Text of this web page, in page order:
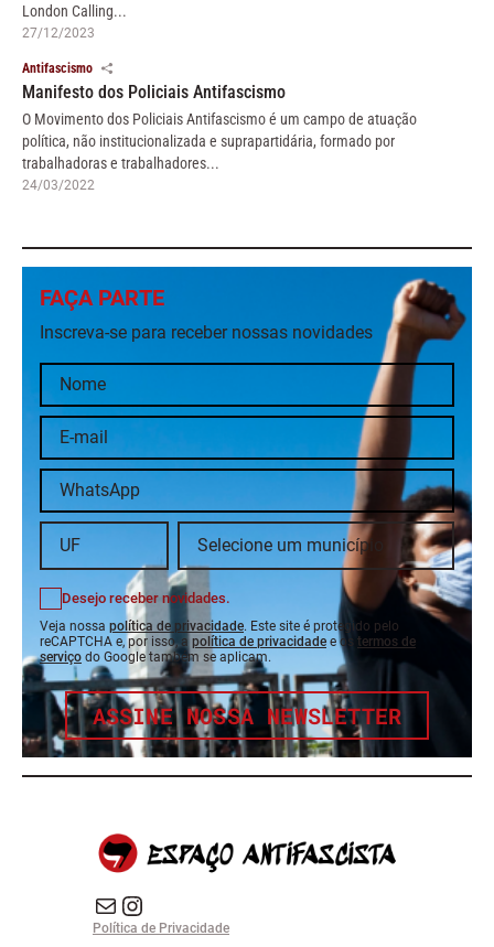
London Calling...
27/12/2023
Antifascismo
Manifesto dos Policiais Antifascismo
O Movimento dos Policiais Antifascismo é um campo de atuação
política, não institucionalizada e suprapartidária, formado por
trabalhadoras e trabalhadores...
24/03/2022
FAÇA PARTE
Inscreva-se para receber nossas novidades
Desejo receber novidades.
Veja nossa política de privacidade. Este site é protegido pelo
reCAPTCHA e, por isso, a política de privacidade e os termos de
serviço do Google também se aplicam.
ASSINE NOSSA NEWSLETTER
E-mail Instagram do Espaço Antifascista
Política de Privacidade